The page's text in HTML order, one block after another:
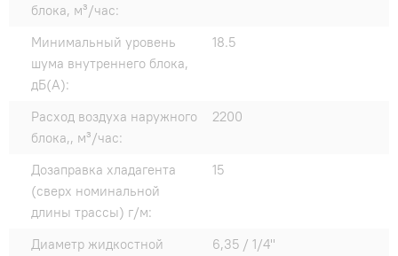
блока, м³/час:
Минимальный уровень
шума внутреннего блока,
дБ(А):
18.5
Расход воздуха наружного
блока,, м³/час:
2200
Дозаправка хладагента
(сверх номинальной
длины трассы) г/м:
15
Диаметр жидкостной
6,35 / 1/4"